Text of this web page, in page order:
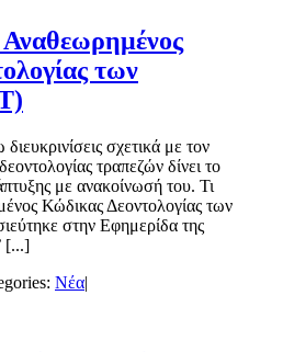
Αναθεωρημένος
των
σχετικά με τον
τραπεζών δίνει το
με ανακοίνωσή του. Τι
Κώδικας Δεοντολογίας των
στην Εφημερίδα της
[...]
Νέα|